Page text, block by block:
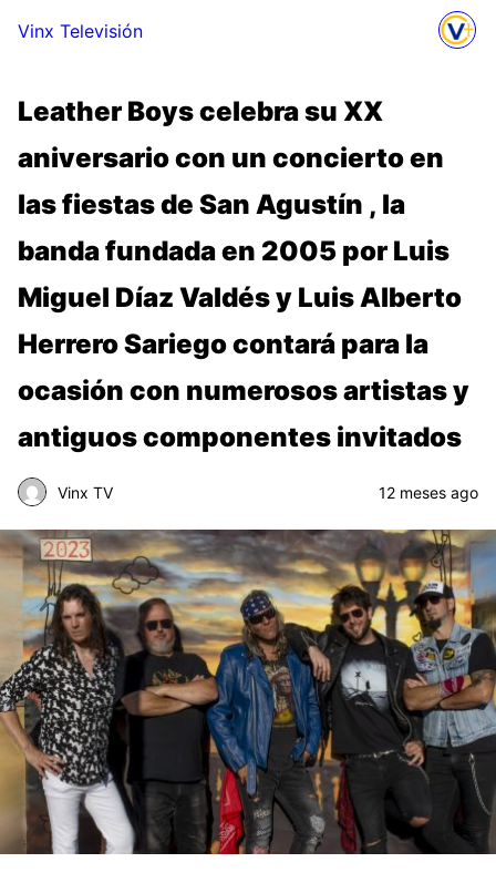
Vinx Televisión
Leather Boys celebra su XX
aniversario con un concierto en
las fiestas de San Agustín , la
banda fundada en 2005 por Luis
Miguel Díaz Valdés y Luis Alberto
Herrero Sariego contará para la
ocasión con numerosos artistas y
antiguos componentes invitados
Vinx TV 12 meses ago